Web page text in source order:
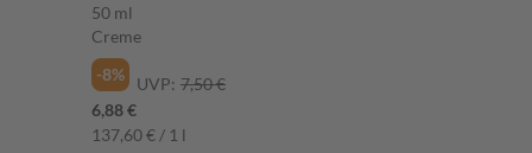
50 ml
Creme
-8%
UVP: 7,50 €
6,88 €
137,60 € / 1 l